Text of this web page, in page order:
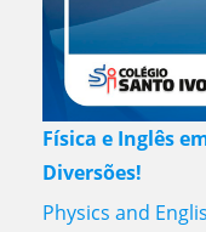
Física e Inglês
Diversões!
Physics and